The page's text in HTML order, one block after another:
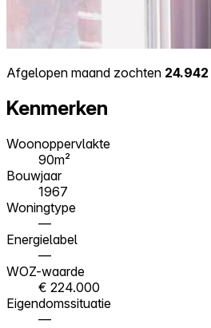
Afgelopen maand zochten 24.942
Kenmerken
Woonoppervlakte
90m²
Bouwjaar
1967
Woningtype
—
Energielabel
—
WOZ-waarde
€ 224.000
Eigendomssituatie
—